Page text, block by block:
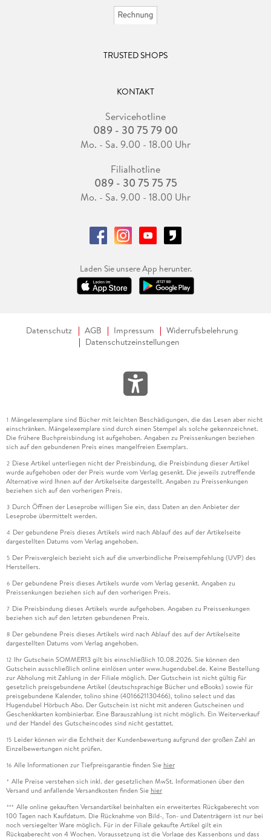
TRUSTED SHOPS
KONTAKT
Servicehotline
089 - 30 75 79 00
Mo. - Sa. 9.00 - 18.00 Uhr
Filialhotline
089 - 30 75 75 75
Mo. - Sa. 9.00 - 18.00 Uhr
Laden Sie unsere App herunter.
Datenschutz AGB Impressum
Widerrufsbelehrung
Datenschutzeinstellungen
1 Mängelexemplare sind Bücher mit leichten Beschädigungen, die das Lesen aber nicht
einschränken. Mängelexemplare sind durch einen Stempel als solche gekennzeichnet.
Die frühere Buchpreisbindung ist aufgehoben. Angaben zu Preissenkungen beziehen
sich auf den gebundenen Preis eines mangelfreien Exemplars.
2 Diese Artikel unterliegen nicht der Preisbindung, die Preisbindung dieser Artikel
wurde aufgehoben oder der Preis wurde vom Verlag gesenkt. Die jeweils zutreffende
Alternative wird Ihnen auf der Artikelseite dargestellt. Angaben zu Preissenkungen
beziehen sich auf den vorherigen Preis.
3 Durch Öffnen der Leseprobe willigen Sie ein, dass Daten an den Anbieter der
Leseprobe übermittelt werden.
4 Der gebundene Preis dieses Artikels wird nach Ablauf des auf der Artikelseite
dargestellten Datums vom Verlag angehoben.
5 Der Preisvergleich bezieht sich auf die unverbindliche Preisempfehlung (UVP) des
Herstellers.
6 Der gebundene Preis dieses Artikels wurde vom Verlag gesenkt. Angaben zu
Preissenkungen beziehen sich auf den vorherigen Preis.
7 Die Preisbindung dieses Artikels wurde aufgehoben. Angaben zu Preissenkungen
beziehen sich auf den letzten gebundenen Preis.
8 Der gebundene Preis dieses Artikels wird nach Ablauf des auf der Artikelseite
dargestellten Datums vom Verlag angehoben.
12 Ihr Gutschein SOMMER13 gilt bis einschließlich 10.08.2026. Sie können den
Gutschein ausschließlich online einlösen unter www.hugendubel.de. Keine Bestellung
zur Abholung mit Zahlung in der Filiale möglich. Der Gutschein ist nicht gültig für
gesetzlich preisgebundene Artikel (deutschsprachige Bücher und eBooks) sowie für
preisgebundene Kalender, tolino shine (4016621130466), tolino select und das
Hugendubel Hörbuch Abo. Der Gutschein ist nicht mit anderen Gutscheinen und
Geschenkkarten kombinierbar. Eine Barauszahlung ist nicht möglich. Ein Weiterverkauf
und der Handel des Gutscheincodes sind nicht gestattet.
15 Leider können wir die Echtheit der Kundenbewertung aufgrund der großen Zahl an
Einzelbewertungen nicht prüfen.
16 Alle Informationen zur Tiefpreisgarantie finden Sie hier
* Alle Preise verstehen sich inkl. der gesetzlichen MwSt. Informationen über den
Versand und anfallende Versandkosten finden Sie hier
*** Alle online gekauften Versandartikel beinhalten ein erweitertes Rückgaberecht von
100 Tagen nach Kaufdatum. Die Rücknahme von Bild-, Ton- und Datenträgern ist nur bei
noch versiegelter Ware möglich. Für in der Filiale gekaufte Artikel gilt ein
Rückgaberecht von 4 Wochen. Voraussetzung ist die Vorlage des Kassenbons und dass